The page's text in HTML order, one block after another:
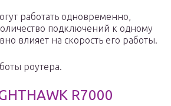
работать одновременно,
подключений к одному
влияет на скорость его работы.
роутера.
R7000